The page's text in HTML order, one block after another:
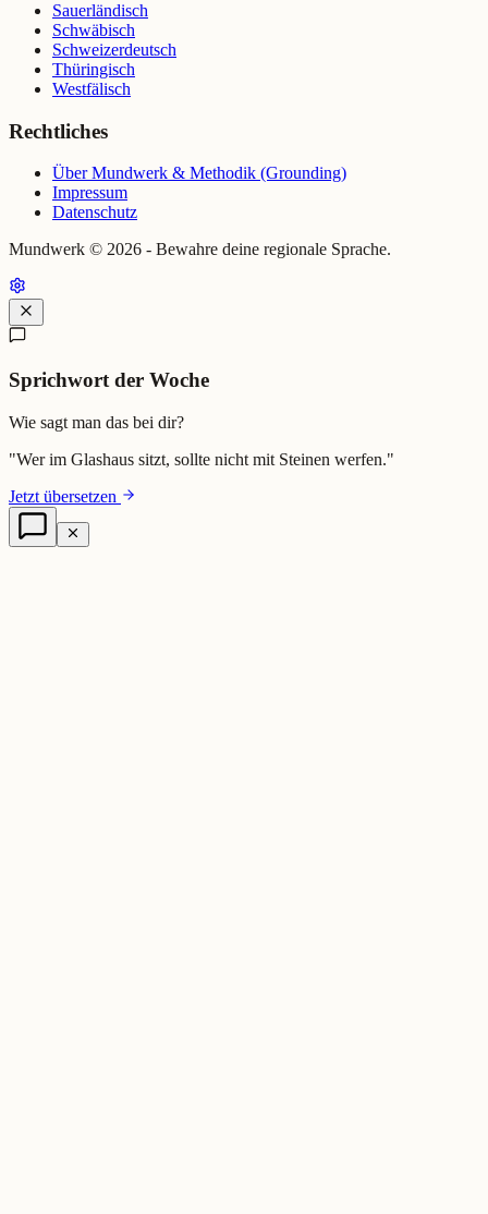
Sauerländisch
Schwäbisch
Schweizerdeutsch
Thüringisch
Westfälisch
Rechtliches
Über Mundwerk & Methodik (Grounding)
Impressum
Datenschutz
Mundwerk © 2026 - Bewahre deine regionale Sprache.
Sprichwort der Woche
Wie sagt man das bei dir?
"Wer im Glashaus sitzt, sollte nicht mit Steinen werfen."
Jetzt übersetzen